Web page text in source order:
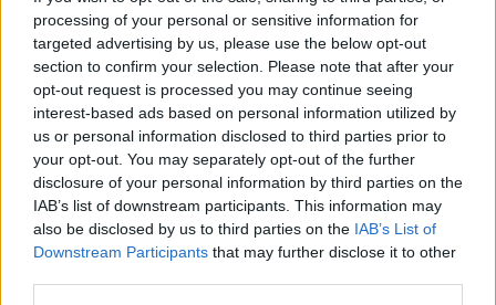
processing of your personal or sensitive information for
targeted advertising by us, please use the below opt-out
section to confirm your selection. Please note that after your
opt-out request is processed you may continue seeing
interest-based ads based on personal information utilized by
us or personal information disclosed to third parties prior to
your opt-out. You may separately opt-out of the further
disclosure of your personal information by third parties on the
IAB’s list of downstream participants. This information may
also be disclosed by us to third parties on the IAB’s List of
Downstream Participants that may further disclose it to other
misję. Więcej informacji znajdziesztutaj.
Facebook
TwitterMessengerWhatsApp
EmailCopy
Link
Print
Wersja do druku